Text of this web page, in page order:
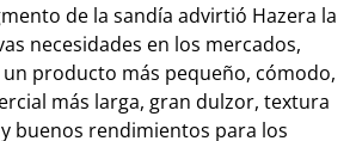
de la sandía advirtió Hazera la
necesidades en los mercados,
producto más pequeño, cómodo,
más larga, gran dulzor, textura
buenos rendimientos para los